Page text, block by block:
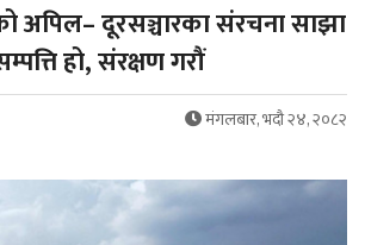
अपिल– दूरसञ्चारका संरचना साझा
हो, संरक्षण गरौं
मंगलबार, भदौ २४, २०८२